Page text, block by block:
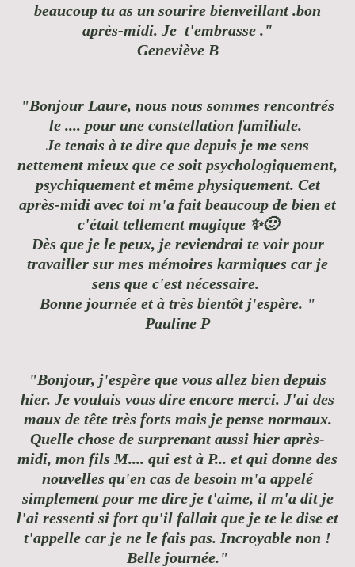
beaucoup tu as un sourire bienveillant .bon
après-midi. Je t'embrasse ."
Geneviève B
"Bonjour Laure, nous nous sommes rencontrés
le .... pour une constellation familiale.
Je tenais à te dire que depuis je me sens
nettement mieux que ce soit psychologiquement,
psychiquement et même physiquement. Cet
après-midi avec toi m'a fait beaucoup de bien et
c'était tellement magique ✨🙂
Dès que je le peux, je reviendrai te voir pour
travailler sur mes mémoires karmiques car je
sens que c'est nécessaire.
Bonne journée et à très bientôt j'espère. "
Pauline P
"Bonjour, j'espère que vous allez bien depuis
hier. Je voulais vous dire encore merci. J'ai des
maux de tête très forts mais je pense normaux.
Quelle chose de surprenant aussi hier après-
midi, mon fils M.... qui est à P... et qui donne des
nouvelles qu'en cas de besoin m'a appelé
simplement pour me dire je t'aime, il m'a dit je
l'ai ressenti si fort qu'il fallait que je te le dise et
t'appelle car je ne le fais pas. Incroyable non !
Belle journée."